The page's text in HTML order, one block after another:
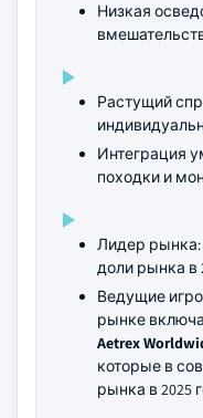
Низкая
Растущий
Интеграция
походки и
Лидер рынка:
доли рынка в
Ведущие
рынке
Aetrex
которые в
рынка в 2025